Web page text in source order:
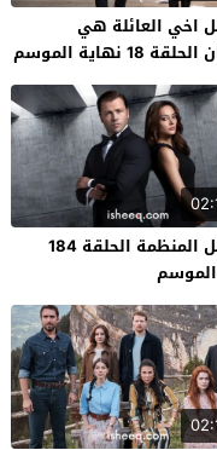
اخي العائلة هي
18 نهاية الموسم
مسلسل المنظمة الحلقة 184